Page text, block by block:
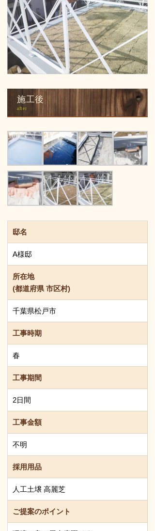
施工後
after
邸名
A様邸
所在地
(都道府県 市区村)
千葉県松戸市
工事時期
春
工事期間
2日間
工事金額
不明
採用用品
人工土壌 高麗芝
ご提案のポイント